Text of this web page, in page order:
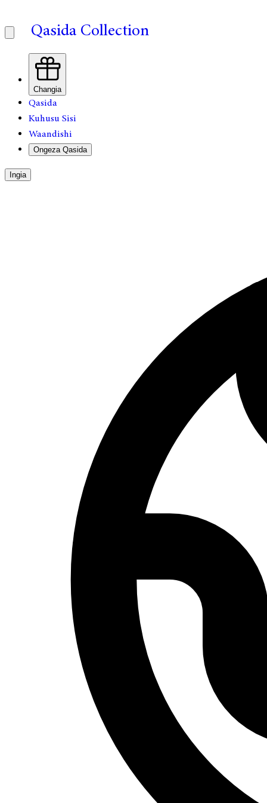
Qasida Collection
Changia
Qasida
Kuhusu Sisi
Waandishi
Ongeza Qasida
Ingia